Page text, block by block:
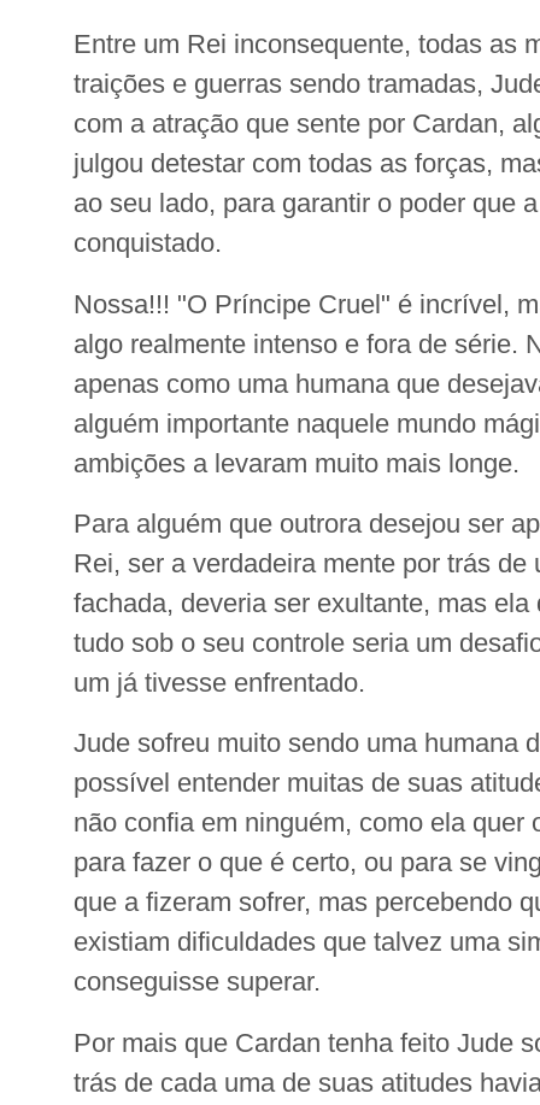
Entre um Rei inconsequente, todas as
traições e guerras sendo tramadas,
com a atração que sente por Cardan,
julgou detestar com todas as forças,
ao seu lado, para garantir o poder que
conquistado.
Nossa!!! "O Príncipe Cruel" é incrível,
algo realmente intenso e fora de série.
apenas como uma humana que
alguém importante naquele mundo
ambições a levaram muito mais longe.
Para alguém que outrora desejou ser
Rei, ser a verdadeira mente por trás de
fachada, deveria ser exultante, mas
tudo sob o seu controle seria um
um já tivesse enfrentado.
Jude sofreu muito sendo uma humana
possível entender muitas de suas
não confia em ninguém, como ela quer
para fazer o que é certo, ou para se
que a fizeram sofrer, mas percebendo
existiam dificuldades que talvez uma
conseguisse superar.
Por mais que Cardan tenha feito Jude
trás de cada uma de suas atitudes